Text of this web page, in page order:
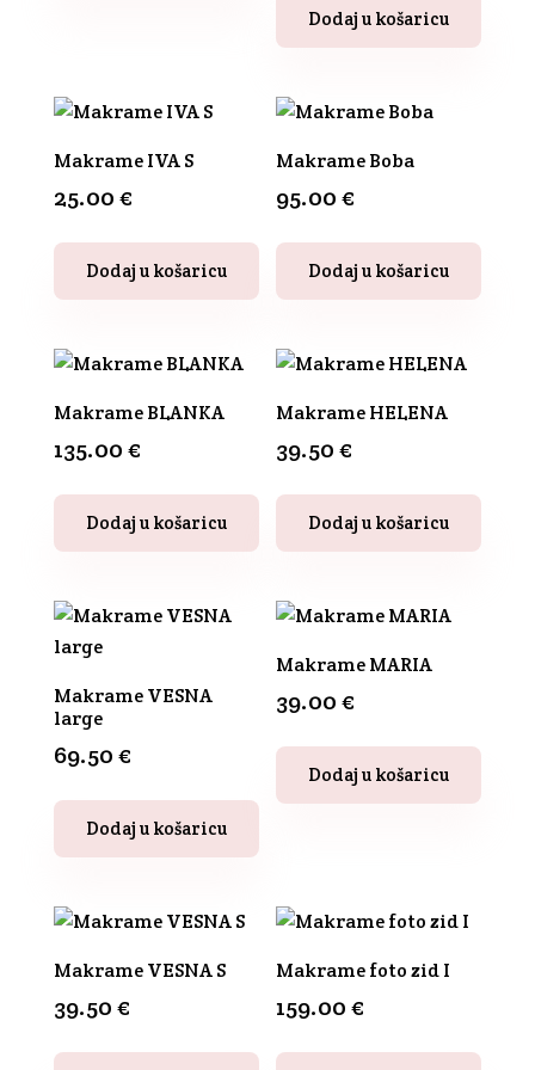
Opcije
mogu
odabrati
stranici
proizvoda
Dodaj u košaricu
Makrame IVA S
25.00€
Dodaj u košaricu
Makrame Boba
95.00€
Dodaj u košaricu
Makrame BLANKA
135.00€
Dodaj u košaricu
Makrame HELENA
39.50€
Dodaj u košaricu
Makrame VESNA
large
69.50€
Dodaj u košaricu
proizvod
više
Opcije
se
odabrati
Makrame MARIA
39.00€
Dodaj u košaricu
proizvod
Opcije
mogu
odabrati
Makrame VESNA S
39.50€
Makrame foto zid I
159.00€